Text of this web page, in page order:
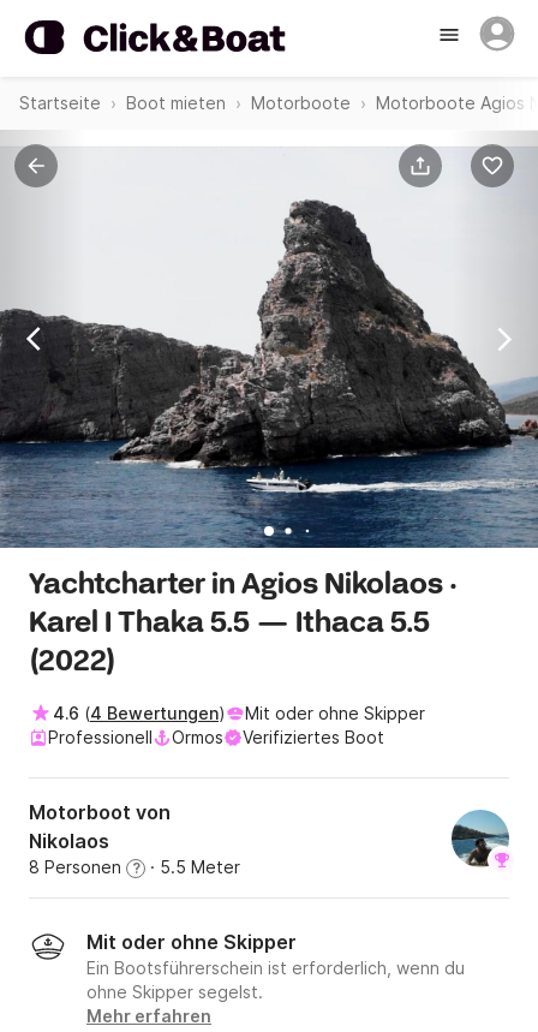
Startseite Boot mieten Motorboote Motorboote Agios
Yachtcharter in Agios Nikolaos ·
Karel I Thaka 5.5 — Ithaca 5.5
(2022)
4.6 (4 Bewertungen)
Mit oder ohne Skipper
Professionell
Ormos Verifiziertes Boot
Motorboot von
Nikolaos
8 Personen ? · 5.5 Meter
Mit oder ohne Skipper
Ein Bootsführerschein ist erforderlich, wenn du
ohne Skipper segelst.
Mehr erfahren